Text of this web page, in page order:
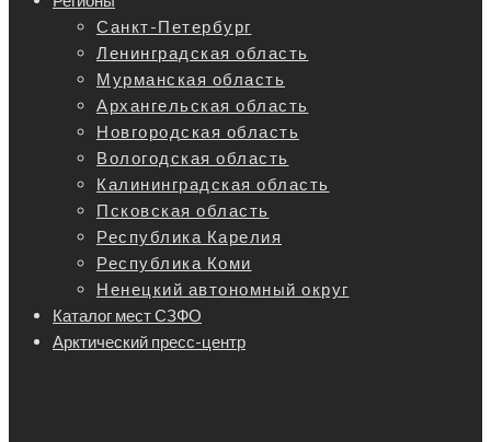
Санкт-Петербург
Ленинградская область
Мурманская область
Архангельская область
Новгородская область
Вологодская область
Калининградская область
Псковская область
Республика Карелия
Республика Коми
Ненецкий автономный округ
Каталог мест СЗФО
Арктический пресс-центр